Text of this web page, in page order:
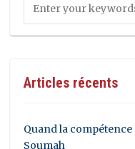
Articles récents
Quand la compétence
Soumah